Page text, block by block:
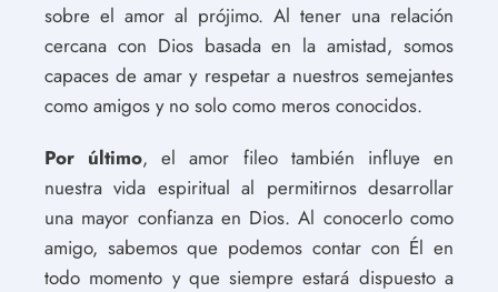
sobre el amor al prójimo. Al tener una relación
cercana con Dios basada en la amistad, somos
capaces de amar y respetar a nuestros semejantes
como amigos y no solo como meros conocidos.
Por último, el amor fileo también influye en
nuestra vida espiritual al permitirnos desarrollar
una mayor confianza en Dios. Al conocerlo como
amigo, sabemos que podemos contar con Él en
todo momento y que siempre estará dispuesto a